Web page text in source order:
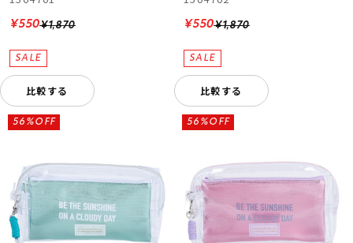
¥1,870
¥550
比較する
¥1,870
¥550
比較する
56%OFF 56%OFF